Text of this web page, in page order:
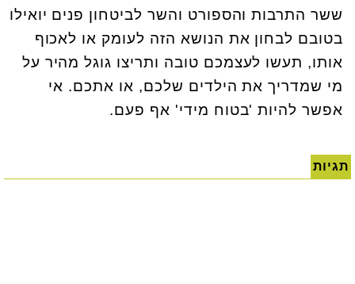
ששר התרבות והספורט והשר לביטחון פנים יואילו
בטובם לבחון את הנושא הזה לעומק או לאכוף
אותו, תעשו לעצמכם טובה ותריצו גוגל מהיר על
מי שמדריך את הילדים שלכם, או אתכם. אי
אפשר להיות 'בטוח מידי' אף פעם.
תגיות